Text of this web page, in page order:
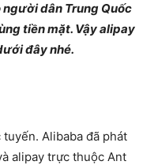
dân Trung Quốc
tiền mặt. Vậy alipay
đây nhé.
Alibaba đã phát
alipay trực thuộc Ant